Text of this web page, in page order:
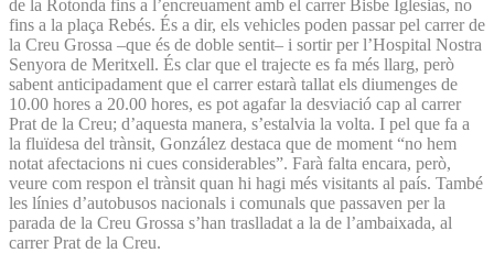
de la Rotonda fins a l’encreuament amb el carrer Bisbe Iglesias, no
fins a la plaça Rebés. És a dir, els vehicles poden passar pel carrer de
la Creu Grossa –que és de doble sentit– i sortir per l’Hospital Nostra
Senyora de Meritxell. És clar que el trajecte es fa més llarg, però
sabent anticipadament que el carrer estarà tallat els diumenges de
10.00 hores a 20.00 hores, es pot agafar la desviació cap al carrer
Prat de la Creu; d’aquesta manera, s’estalvia la volta. I pel que fa a
la fluïdesa del trànsit, González destaca que de moment “no hem
notat afectacions ni cues considerables”. Farà falta encara, però,
veure com respon el trànsit quan hi hagi més visitants al país. També
les línies d’autobusos nacionals i comunals que passaven per la
parada de la Creu Grossa s’han traslladat a la de l’ambaixada, al
carrer Prat de la Creu.